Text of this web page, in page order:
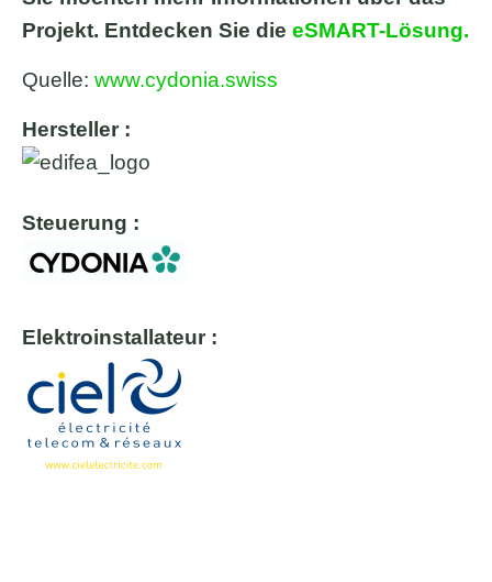
Projekt. Entdecken Sie die eSMART-Lösung.
Quelle: www.cydonia.swiss
Hersteller :
Steuerung :
Elektroinstallateur :